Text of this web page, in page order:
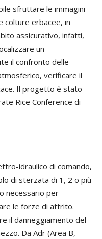
sfruttare le immagini
colture erbacee, in
assicurativo, infatti,
un
il confronto delle
verificare il
Il progetto è stato
Rice Conference di
idraulico di comando,
di sterzata di 1, 2 o più
necessario per
le forze di attrito.
il danneggiamento del
Da Adr (Area B,